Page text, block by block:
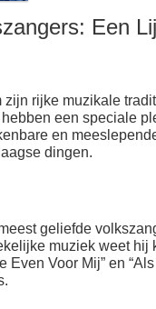
Een
rijke muzikale
een speciale
en
dingen.
geliefde
muziek weet hij
Even Voor Mij” en